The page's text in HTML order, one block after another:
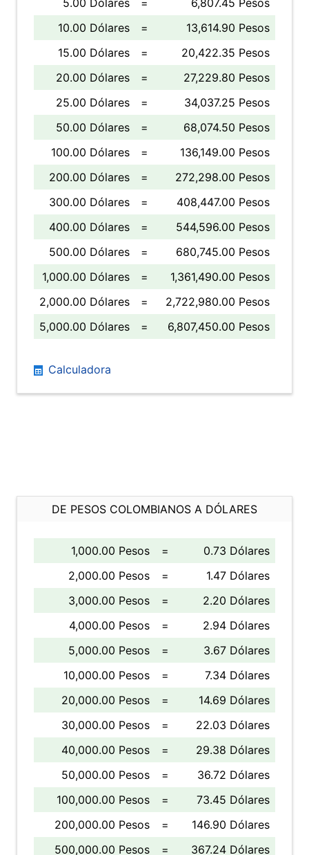
5.00 Dólares
=
6,807.45 Pesos
10.00 Dólares
=
13,614.90 Pesos
15.00 Dólares
=
20,422.35 Pesos
20.00 Dólares
=
27,229.80 Pesos
25.00 Dólares
=
34,037.25 Pesos
50.00 Dólares
=
68,074.50 Pesos
100.00 Dólares
=
136,149.00 Pesos
200.00 Dólares
=
272,298.00 Pesos
300.00 Dólares
=
408,447.00 Pesos
400.00 Dólares
=
544,596.00 Pesos
500.00 Dólares
=
680,745.00 Pesos
1,000.00 Dólares
=
1,361,490.00 Pesos
2,000.00 Dólares
=
2,722,980.00 Pesos
5,000.00 Dólares
= 6,807,450.00 Pesos
Calculadora
DE PESOS COLOMBIANOS A DÓLARES
1,000.00 Pesos =
0.73 Dólares
2,000.00 Pesos
=
1.47 Dólares
3,000.00 Pesos
=
2.20 Dólares
4,000.00 Pesos
=
2.94 Dólares
5,000.00 Pesos
=
3.67 Dólares
10,000.00 Pesos
=
7.34 Dólares
20,000.00 Pesos
=
14.69 Dólares
30,000.00 Pesos
=
22.03 Dólares
40,000.00 Pesos
=
29.38 Dólares
50,000.00 Pesos
=
36.72 Dólares
100,000.00 Pesos
=
73.45 Dólares
200,000.00 Pesos
=
146.90 Dólares
500,000.00 Pesos
= 367.24 Dólares